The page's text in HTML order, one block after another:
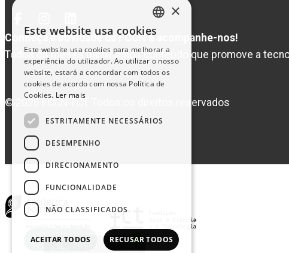
InstagramLinked
In
Conheça a atividade da FCCN e acompanhe-nos!
Todos os meses partilhámos conteúdo que promove a
© 2026 FCCN-FCT Todos os direitos reservados
PORTUGUESE
ENGLISH
×
Este website usa cookies
Este website usa cookies para melhorar a
experiência do utilizador. Ao utilizar o nosso
website, estará a concordar com todos os
cookies de acordo com nossa Política de
Cookies. Ler mais
ESTRITAMENTE NECESSÁRIOS
DESEMPENHO
DIRECIONAMENTO
FUNCIONALIDADE
NÃO CLASSIFICADOS
ACEITAR TODOS RECUSAR TODOS